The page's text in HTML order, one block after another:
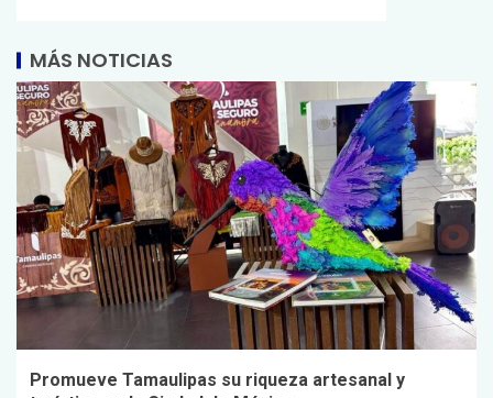
MÁS NOTICIAS
Promueve Tamaulipas su riqueza artesanal y